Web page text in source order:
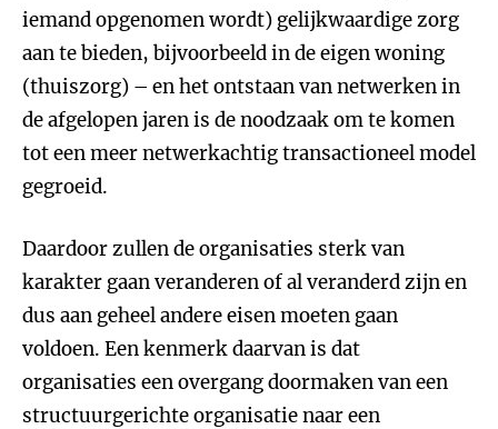
iemand opgenomen wordt) gelijkwaardige zorg
aan te bieden, bijvoorbeeld in de eigen woning
(thuiszorg) – en het ontstaan van netwerken in
de afgelopen jaren is de noodzaak om te komen
tot een meer netwerkachtig transactioneel model
gegroeid.
Daardoor zullen de organisaties sterk van
karakter gaan veranderen of al veranderd zijn en
dus aan geheel andere eisen moeten gaan
voldoen. Een kenmerk daarvan is dat
organisaties een overgang doormaken van een
structuurgerichte organisatie naar een